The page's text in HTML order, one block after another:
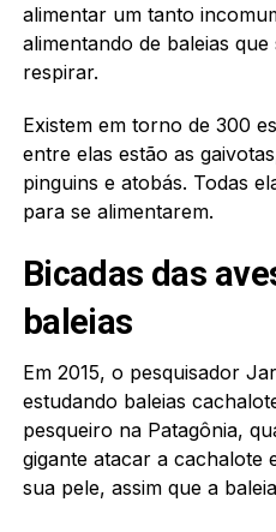
alimentar um tanto
alimentando de baleias
respirar.
Existem em torno de 300
entre elas estão as
pinguins e atobás. Todas
para se alimentarem.
Bicadas das
baleias
Em 2015, o pesquisador
estudando baleias
pesqueiro na Patagônia,
gigante atacar a cachalote
sua pele, assim que a